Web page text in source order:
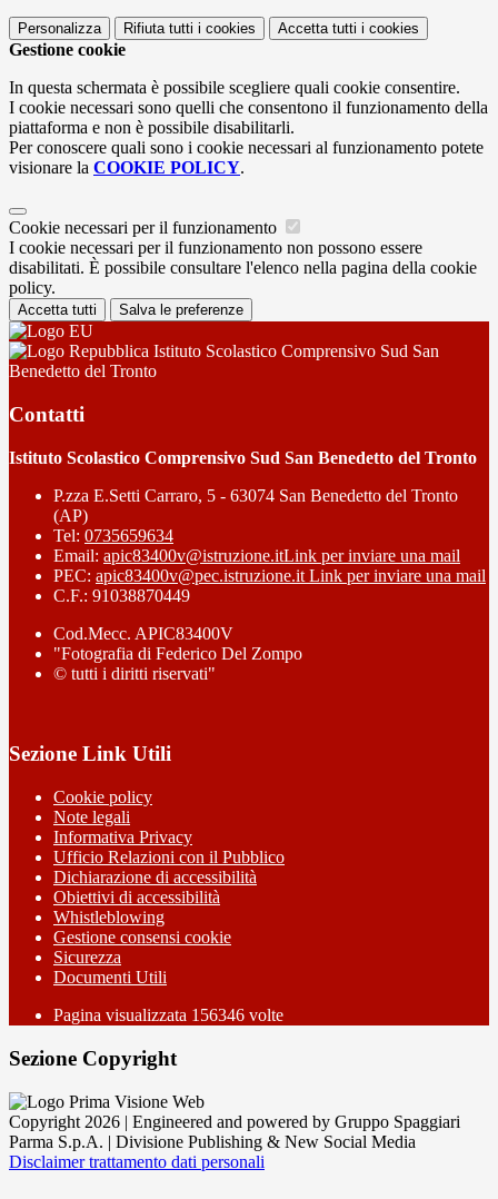
Personalizza Rifiuta tutti i cookies Accetta tutti i cookies
Gestione cookie
In questa schermata è possibile scegliere quali cookie consentire.
I cookie necessari sono quelli che consentono il funzionamento della
piattaforma e non è possibile disabilitarli.
Per conoscere quali sono i cookie necessari al funzionamento potete
visionare la COOKIE POLICY.
Cookie necessari per il funzionamento
I cookie necessari per il funzionamento non possono essere
disabilitati. È possibile consultare l'elenco nella pagina della cookie
policy.
Accetta tutti Salva le preferenze
Istituto Scolastico Comprensivo Sud San
Benedetto del Tronto
Contatti
Istituto Scolastico Comprensivo Sud San Benedetto del Tronto
P.zza E.Setti Carraro, 5 - 63074 San Benedetto del Tronto
(AP)
Tel: 0735659634
Email: apic83400v@istruzione.itLink per inviare una mail
PEC: apic83400v@pec.istruzione.it Link per inviare una mail
C.F.: 91038870449
Cod.Mecc. APIC83400V
"Fotografia di Federico Del Zompo
© tutti i diritti riservati"
Sezione Link Utili
Cookie policy
Note legali
Informativa Privacy
Ufficio Relazioni con il Pubblico
Dichiarazione di accessibilità
Obiettivi di accessibilità
Whistleblowing
Gestione consensi cookie
Sicurezza
Documenti Utili
Pagina visualizzata 156346 volte
Sezione Copyright
Copyright 2026 | Engineered and powered by Gruppo Spaggiari
Parma S.p.A. | Divisione Publishing & New Social Media
Disclaimer trattamento dati personali